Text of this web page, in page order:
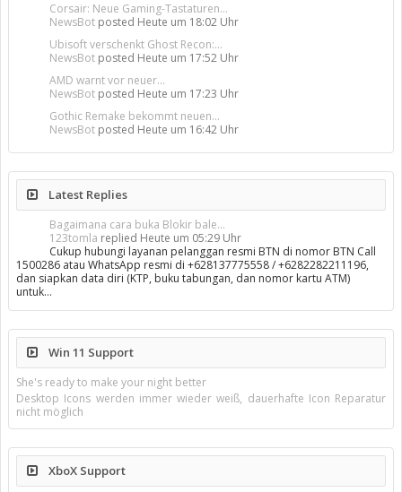
Corsair: Neue Gaming-Tastaturen...
NewsBot posted Heute um 18:02 Uhr
Ubisoft verschenkt Ghost Recon:...
NewsBot posted Heute um 17:52 Uhr
AMD warnt vor neuer...
NewsBot posted Heute um 17:23 Uhr
Gothic Remake bekommt neuen...
NewsBot posted Heute um 16:42 Uhr
Latest Replies
Bagaimana cara buka Blokir bale...
123tomla replied Heute um 05:29 Uhr
Cukup hubungi layanan pelanggan resmi BTN di nomor BTN Call
1500286 atau WhatsApp resmi di +628137775558 / +6282282211196,
dan siapkan data diri (KTP, buku tabungan, dan nomor kartu ATM)
untuk…
Win 11 Support
She's ready to make your night better
Desktop Icons werden immer wieder weiß, dauerhafte Icon Reparatur
nicht möglich
XboX Support